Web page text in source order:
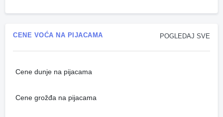
POGLEDAJ SVE
CENE VOĆA NA PIJACAMA
Cene dunje na pijacama
Cene grožđa na pijacama